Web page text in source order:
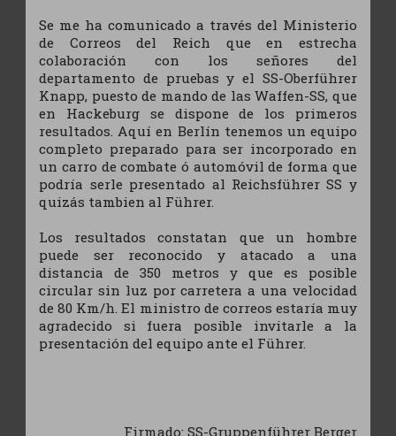
Se me ha comunicado a través del Ministerio
de Correos del Reich que en estrecha
colaboración con los señores del
departamento de pruebas y el SS-Oberführer
Knapp, puesto de mando de las Waffen-SS, que
en Hackeburg se dispone de los primeros
resultados. Aquí en Berlín tenemos un equipo
completo preparado para ser incorporado en
un carro de combate ó automóvil de forma que
podría serle presentado al Reichsführer SS y
quizás tambien al Führer.
Los resultados constatan que un hombre
puede ser reconocido y atacado a una
distancia de 350 metros y que es posible
circular sin luz por carretera a una velocidad
de 80 Km/h. El ministro de correos estaría muy
agradecido si fuera posible invitarle a la
presentación del equipo ante el Führer.
Firmado: SS-Gruppenführer Berger